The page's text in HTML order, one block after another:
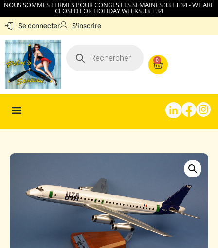
NOUS SOMMES FERMES POUR CONGES LES SEMAINES 33 ET 34 - WE ARE
CLOSED FOR HOLIDAY WEEKS 33 + 34
Se connecter S'inscrire
0